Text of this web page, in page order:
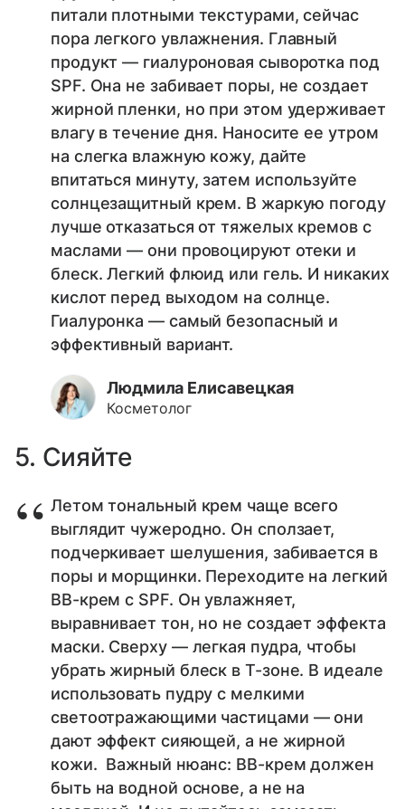
питали плотными текстурами, сейчас
пора легкого увлажнения. Главный
продукт — гиалуроновая сыворотка под
SPF. Она не забивает поры, не создает
жирной пленки, но при этом удерживает
влагу в течение дня. Наносите ее утром
на слегка влажную кожу, дайте
впитаться минуту, затем используйте
солнцезащитный крем. В жаркую погоду
лучше отказаться от тяжелых кремов с
маслами — они провоцируют отеки и
блеск. Легкий флюид или гель. И никаких
кислот перед выходом на солнце.
Гиалуронка — самый безопасный и
эффективный вариант.
Людмила Елисавецкая
Косметолог
5. Сияйте
Летом тональный крем чаще всего
выглядит чужеродно. Он сползает,
подчеркивает шелушения, забивается в
поры и морщинки. Переходите на легкий
BB-крем с SPF. Он увлажняет,
выравнивает тон, но не создает эффекта
маски. Сверху — легкая пудра, чтобы
убрать жирный блеск в Т-зоне. В идеале
использовать пудру с мелкими
светоотражающими частицами — они
дают эффект сияющей, а не жирной
кожи. Важный нюанс: BB-крем должен
быть на водной основе, а не на